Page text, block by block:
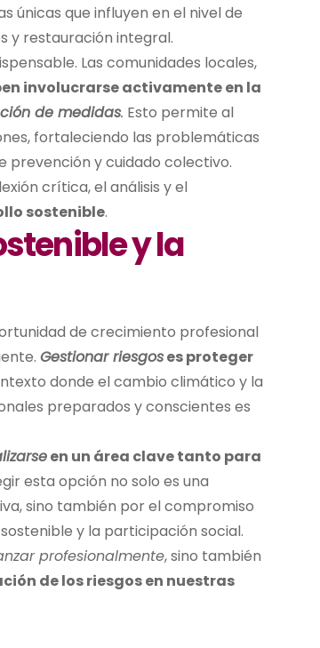
que influyen en el nivel de
y restauración integral.
Las comunidades locales,
involucrarse activamente en la
de medidas. Esto permite al
fortaleciendo las problemáticas
prevención y cuidado colectivo.
crítica, el análisis y el
sostenible.
y la
de crecimiento profesional
Gestionar riesgoses proteger
donde el cambio climático y la
preparados y conscientes es
en un área clave tanto para
esta opción no solo es una
sino también por el compromiso
y la participación social.
profesionalmente, sino también
de los riesgos en nuestras